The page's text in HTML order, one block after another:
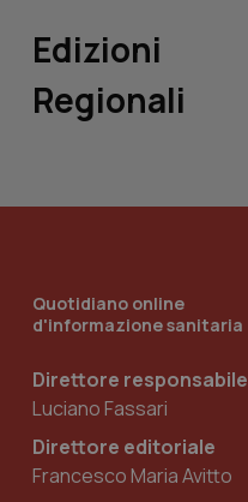
Edizioni
Regionali
Quotidiano online
d'informazione sanitaria
Direttore responsabile
Luciano Fassari
Direttore editoriale
Francesco Maria Avitto